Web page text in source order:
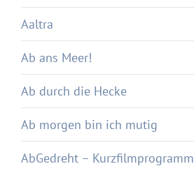
Aaltra
Ab ans Meer!
Ab durch die Hecke
Ab morgen bin ich mutig
AbGedreht – Kurzfilmprogramm